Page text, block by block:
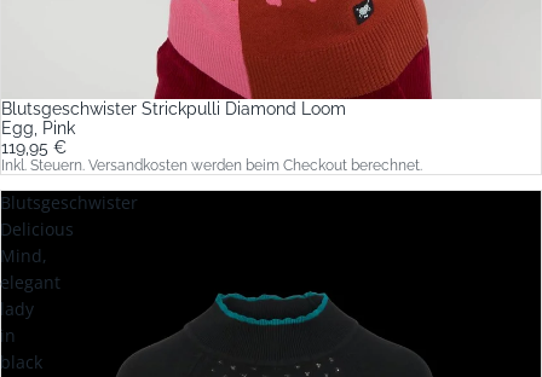
Blutsgeschwister Strickpulli Diamond Loom
Egg, Pink
119,95 €
Inkl. Steuern. Versandkosten werden beim Checkout berechnet.
Blutsgeschwister
Delicious
Mind,
elegant
lady
in
black